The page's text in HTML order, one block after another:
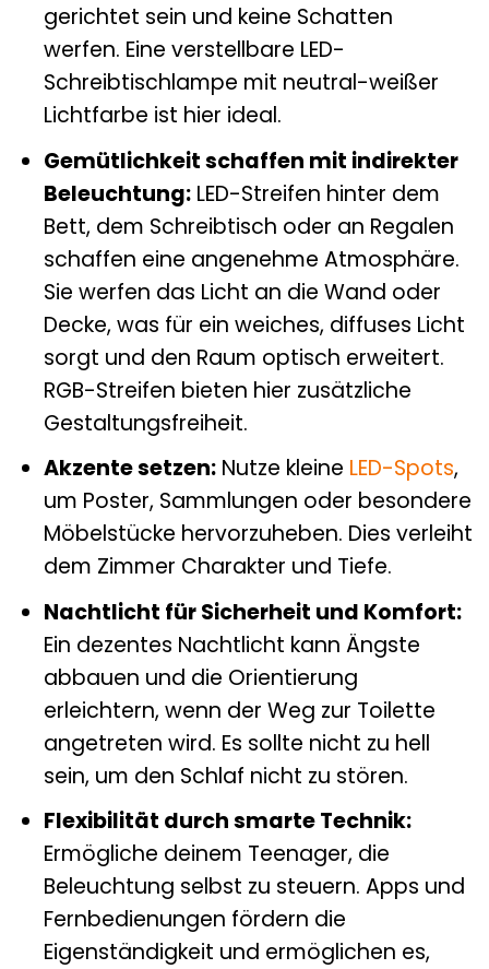
gerichtet sein und keine Schatten
werfen. Eine verstellbare LED-
Schreibtischlampe mit neutral-weißer
Lichtfarbe ist hier ideal.
Gemütlichkeit schaffen mit indirekter
Beleuchtung:LED-Streifen hinter dem
Bett, dem Schreibtisch oder an Regalen
schaffen eine angenehme Atmosphäre.
Sie werfen das Licht an die Wand oder
Decke, was für ein weiches, diffuses Licht
sorgt und den Raum optisch erweitert.
RGB-Streifen bieten hier zusätzliche
Gestaltungsfreiheit.
Akzente setzen:Nutze kleine LED-Spots,
um Poster, Sammlungen oder besondere
Möbelstücke hervorzuheben. Dies verleiht
dem Zimmer Charakter und Tiefe.
Nachtlicht für Sicherheit und Komfort:
Ein dezentes Nachtlicht kann Ängste
abbauen und die Orientierung
erleichtern, wenn der Weg zur Toilette
angetreten wird. Es sollte nicht zu hell
sein, um den Schlaf nicht zu stören.
Flexibilität durch smarte Technik:
Ermögliche deinem Teenager, die
Beleuchtung selbst zu steuern. Apps und
Fernbedienungen fördern die
Eigenständigkeit und ermöglichen es,